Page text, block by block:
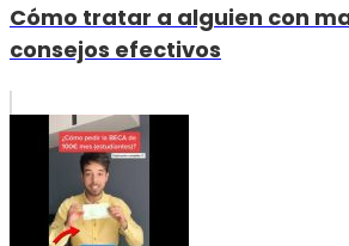
Cómo tratar a alguien con
consejos efectivos